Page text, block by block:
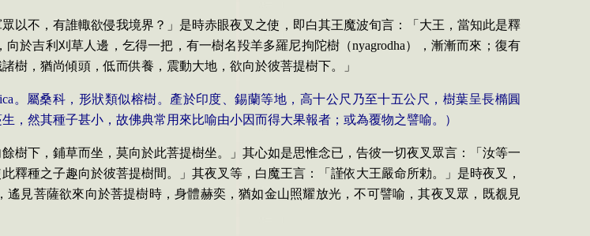
以不，有誰輙欲侵我境界？」是時赤眼夜叉之使，即白其王魔波旬言：「大王，當知此是釋
於吉利刈草人邊，乞得一把，有一樹名羖羊多羅尼拘陀樹 （nyagrodha） ， 漸漸而來；復有
樹 ， 猶尚傾頭 ，低而供養 ， 震動大地 ， 欲向於彼菩提樹下。」
。屬桑科，形狀類似榕樹。產於印度、錫蘭等地，高十公尺乃至十五公尺，樹葉呈長橢圓
然其種子甚小，故佛典常用來比喻由小因而得大果報者；或為覆物之譬喻。）
樹下，鋪草而坐，莫向於此菩提樹坐。」其心如是思惟念已，告彼一切夜叉眾言：「汝等一
釋種之子趣向於彼菩提樹間。」其夜叉等，白魔王言：「謹依大王嚴命所勅。」是時夜叉，
見菩薩欲來向於菩提樹時，身體赫奕，猶如金山照耀放光，不可譬喻，其夜叉眾，既覩見